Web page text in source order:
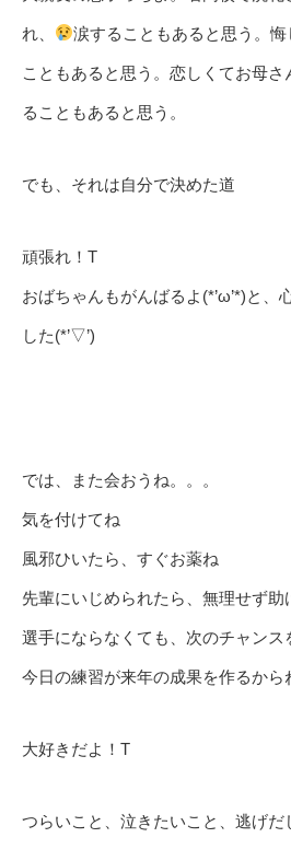
れ、 涙することもあると思う。
こともあると思う。恋しくてお母
ることもあると思う。
でも、それは自分で決めた道
頑張れ！T
おばちゃんもがんばるよ(*’ω’*)と、
した(*’▽’)
では、また会おうね。。。
気を付けてね
風邪ひいたら、すぐお薬ね
先輩にいじめられたら、無理せず助
選手にならなくても、次のチャンス
今日の練習が来年の成果を作るから
大好きだよ！T
つらいこと、泣きたいこと、逃げだ